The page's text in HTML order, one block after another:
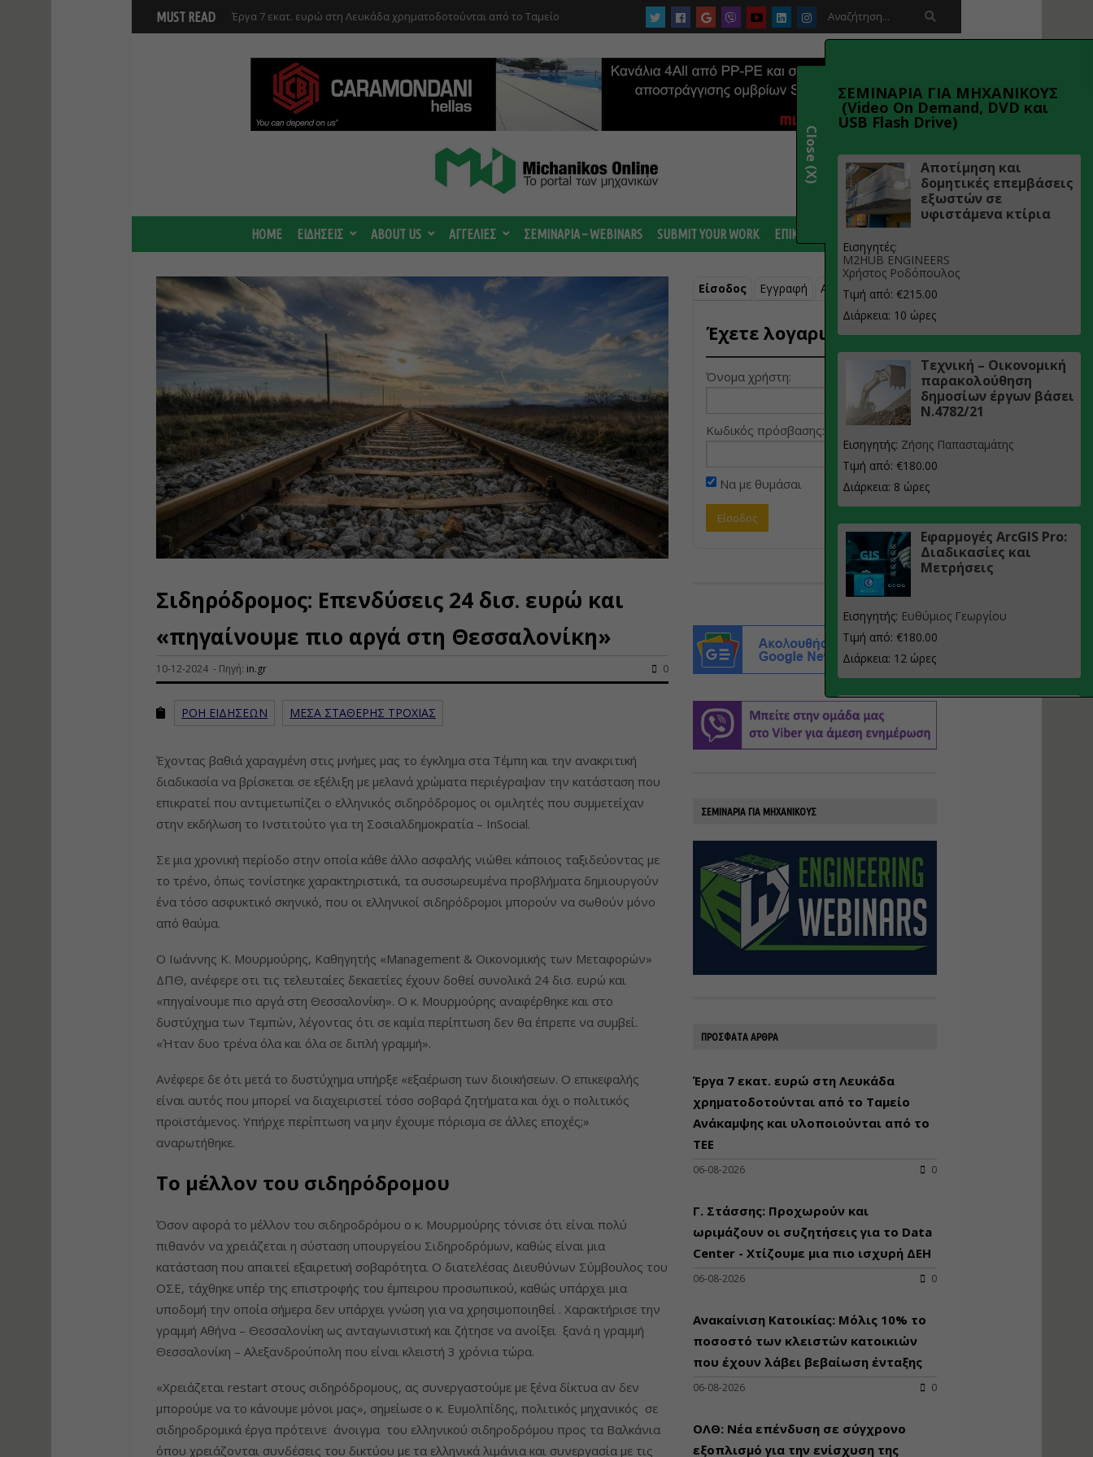
MUST READ Γ. Στάσσης: Προχωρούν και ωριμάζουν οι συζητήσεις για το Data 
HOME ΕΙΔΗΣΕΙΣ ABOUT US ΑΓΓΕΛΙΕΣ ΣΕΜΙΝΑΡΙΑ – WEBINARS SUBMIT YOUR WORK ΕΠΙΚΟΙΝΩΝΙΑ
Σιδηρόδρομος: Επενδύσεις 24 δισ. ευρώ και
«πηγαίνουμε πιο αργά στη Θεσσαλονίκη»
10-12-2024 - Πηγή: in.gr 0
ΡΟΗ ΕΙΔΗΣΕΩΝ ΜΕΣΑ ΣΤΑΘΕΡΗΣ ΤΡΟΧΙΑΣ
Έχοντας βαθιά χαραγμένη στις μνήμες μας το έγκλημα στα Τέμπη και την ανακριτική
διαδικασία να βρίσκεται σε εξέλιξη με μελανά χρώματα περιέγραψαν την κατάσταση που
επικρατεί που αντιμετωπίζει ο ελληνικός σιδηρόδρομος οι ομιλητές που συμμετείχαν
στην εκδήλωση το Ινστιτούτο για τη Σοσιαλδημοκρατία – InSocial.
Σε μια χρονική περίοδο στην οποία κάθε άλλο ασφαλής νιώθει κάποιος ταξιδεύοντας με
το τρένο, όπως τονίστηκε χαρακτηριστικά, τα συσσωρευμένα προβλήματα δημιουργούν
ένα τόσο ασφυκτικό σκηνικό, που οι ελληνικοί σιδηρόδρομοι μπορούν να σωθούν μόνο
από θαύμα.
Ο Ιωάννης Κ. Μουρμούρης, Καθηγητής «Management & Οικονομικής των Μεταφορών»
ΔΠΘ, ανέφερε οτι τις τελευταίες δεκαετίες έχουν δοθεί συνολικά 24 δισ. ευρώ και
«πηγαίνουμε πιο αργά στη Θεσσαλονίκη». Ο κ. Μουρμούρης αναφέρθηκε και στο
δυστύχημα των Τεμπών, λέγοντας ότι σε καμία περίπτωση δεν θα έπρεπε να συμβεί.
«Ήταν δυο τρένα όλα και όλα σε διπλή γραμμή».
Ανέφερε δε ότι μετά το δυστύχημα υπήρξε «εξαέρωση των διοικήσεων. Ο επικεφαλής
είναι αυτός που μπορεί να διαχειριστεί τόσο σοβαρά ζητήματα και όχι ο πολιτικός
προϊστάμενος. Υπήρχε περίπτωση να μην έχουμε πόρισμα σε άλλες εποχές;»
αναρωτήθηκε.
Το μέλλον του σιδηρόδρομου
Όσον αφορά το μέλλον του σιδηροδρόμου ο κ. Μουρμούρης τόνισε ότι είναι πολύ
πιθανόν να χρειάζεται η σύσταση υπουργείου Σιδηροδρόμων, καθώς είναι μια
κατάσταση που απαιτεί εξαιρετική σοβαρότητα. Ο διατελέσας Διευθύνων Σύμβουλος του
ΟΣΕ, τάχθηκε υπέρ της επιστροφής του έμπειρου προσωπικού, καθώς υπάρχει μια
υποδομή την οποία σήμερα δεν υπάρχει γνώση για να χρησιμοποιηθεί . Χαρακτήρισε την
γραμμή Αθήνα – Θεσσαλονίκη ως ανταγωνιστική και ζήτησε να ανοίξει ξανά η γραμμή
Θεσσαλονίκη – Αλεξανδρούπολη που είναι κλειστή 3 χρόνια τώρα.
«Χρειάζεται restart στους σιδηρόδρομους, ας συνεργαστούμε με ξένα δίκτυα αν δεν
μπορούμε να το κάνουμε μόνοι μας», σημείωσε ο κ. Ευμολπίδης, πολιτικός μηχανικός σε
σιδηροδρομικά έργα πρότεινε άνοιγμα του ελληνικού σιδηροδρόμου προς τα Βαλκάνια
όπου χρειάζονται συνδέσεις του δικτύου με τα ελληνικά λιμάνια και συνεργασία με τις
Είσοδος Εγγραφή Ανάκτηση κωδικού
Έχετε λογαριασμό;
Όνομα χρήστη:
Κωδικός πρόσβασης:
Να με θυμάσαι
ΣΕΜΙΝΑΡΙΑ ΓΙΑ ΜΗΧΑΝΙΚΟΥΣ
ΠΡΟΣΦΑΤΑ ΑΡΘΡΑ
Έργα 7 εκατ. ευρώ στη Λευκάδα
χρηματοδοτούνται από το Ταμείο
Ανάκαμψης και υλοποιούνται από το
ΤΕΕ
06-08-2026 0
Γ. Στάσσης: Προχωρούν και
ωριμάζουν οι συζητήσεις για το Data
Center - Χτίζουμε μια πιο ισχυρή ΔΕΗ
06-08-2026 0
Ανακαίνιση Κατοικίας: Μόλις 10% το
ποσοστό των κλειστών κατοικιών
που έχουν λάβει βεβαίωση ένταξης
06-08-2026 0
ΟΛΘ: Νέα επένδυση σε σύγχρονο
εξοπλισμό για την ενίσχυση της
ΣΕΜΙΝΑΡΙΑ ΓΙΑ ΜΗΧΑΝΙΚΟΥΣ
(Video On Demand, DVD και
USB Flash Drive)
Αποτίμηση και
δομητικές επεμβάσεις
εξωστών σε
υφιστάμενα κτίρια
Εισηγητές:
M2HUB ENGINEERS
Χρήστος Ροδόπουλος
Τιμή από: €215.00
Διάρκεια: 10 ώρες
Τεχνική – Οικονομική
παρακολούθηση
δημοσίων έργων βάσει
Ν.4782/21
Εισηγητής: Ζήσης Παπασταμάτης
Τιμή από: €180.00
Διάρκεια: 8 ώρες
Εφαρμογές ArcGIS Pro:
Διαδικασίες και
Μετρήσεις
Εισηγητής: Ευθύμιος Γεωργίου
Τιμή από: €180.00
Διάρκεια: 12 ώρες
υλοποίηση
φωτοβολταϊκών
Τιμή από: €230.00
Διάρκεια: 16 ώρες
Αρχιτεκτονικός
Σχεδιασμός με το
Rhinoceros
κoλυμβητικής
υδατοδεξαμενής
Χρήστος Ροδόπουλος
Διάρκεια: 14 ώρες
Διαδικασία
αδειοδότησης και
έκδοσης
κατάταξης
Εισηγητές:
Γραμματή Μπακλατσή
Νικόλαος Σαρούκος
Διάρκεια: 8 ώρες
Close (X)